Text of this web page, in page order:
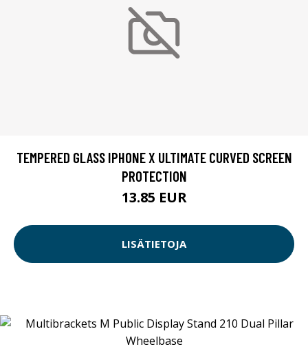
TEMPERED GLASS IPHONE X ULTIMATE CURVED SCREEN
PROTECTION
13.85 EUR
LISÄTIETOJA